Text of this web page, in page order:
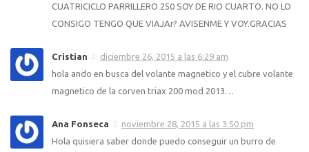
CUATRICICLO PARRILLERO 250 SOY DE RIO CUARTO. NO LO
CONSIGO TENGO QUE VIAJAr? AVISENME Y VOY.GRACIAS
Cristian
diciembre 26, 2015 a las 6:29 am
hola ando en busca del volante magnetico y el cubre volante
magnetico de la corven triax 200 mod 2013…
Ana Fonseca
noviembre 28, 2015 a las 3:50 pm
Hola quisiera saber donde puedo conseguir un burro de